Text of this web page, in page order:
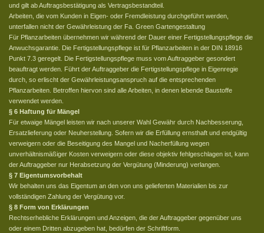
und gilt ab Auftragsbestätigung als Vertragsbestandteil.
Arbeiten, die vom Kunden in Eigen- oder Fremdleistung durchgeführt werden,
unterfallen nicht der Gewährleistung der Fa. Green Gartengestaltung
Für Pflanzarbeiten übernehmen wir während der Dauer einer Fertigstellungspflege die
Anwuchsgarantie. Die Fertigstellungspflege ist für Pflanzarbeiten in der DIN 18916
Punkt 7.3 geregelt. Die Fertigstellungspflege muss vom Auftraggeber gesondert
beauftragt werden. Führt der Auftraggeber die Fertigstellungspflege in Eigenregie
durch, so erlischt der Gewährleistungsanspruch auf die entsprechenden
Pflanzarbeiten. Betroffen hiervon sind alle Arbeiten, in denen lebende Baustoffe
verwendet werden.
§ 6 Haftung für Mängel
Für etwaige Mängel leisten wir nach unserer Wahl Gewähr durch Nachbesserung,
Ersatzlieferung oder Neuherstellung. Sofern wir die Erfüllung ernsthaft und endgültig
verweigern oder die Beseitigung des Mangel und Nacherfüllung wegen
unverhältnismäßiger Kosten verweigern oder diese objektiv fehlgeschlagen ist, kann
der Auftraggeber nur Herabsetzung der Vergütung (Minderung) verlangen.
§ 7 Eigentumsvorbehalt
Wir behalten uns das Eigentum an den von uns gelieferten Materialien bis zur
vollständigen Zahlung der Vergütung vor.
§ 8 Form von Erklärungen
Rechtserhebliche Erklärungen und Anzeigen, die der Auftraggeber gegenüber uns
oder einem Dritten abzugeben hat, bedürfen der Schriftform.